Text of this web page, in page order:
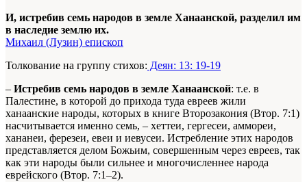
И, истребив семь народов в земле Ханаанской, разделил им
в наследие землю их.
Михаил (Лузин) епископ
Толкование на группу стихов: Деян: 13: 19-19
– Истребив семь народов в земле Ханаанской: т.е. в
Палестине, в которой до прихода туда евреев жили
ханаанские народы, которых в книге Второзакония (Втор. 7:1)
насчитывается именно семь, – хеттеи, гергесеи, аммореи,
хананеи, ферезеи, евеи и иевусеи. Истребление этих народов
представляется делом Божьим, совершенным через евреев, так
как эти народы были сильнее и многочисленнее народа
еврейского (Втор. 7:1–2).